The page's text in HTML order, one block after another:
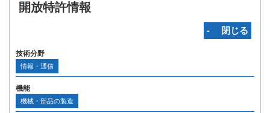
開放特許情報
‐ 閉じる
技術分野
情報・通信
機能
機械・部品の製造